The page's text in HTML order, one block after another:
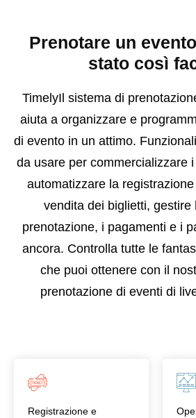
Prenotare un
stato così
TimelyIl sistema di
aiuta a organizzare e
di evento in un attimo.
da usare per commercializzare
automatizzare la
vendita dei biglietti, gestire
prenotazione, i pagamenti e i
ancora. Controlla tutte le
che puoi ottenere con il
prenotazione di eventi di
Registrazione e